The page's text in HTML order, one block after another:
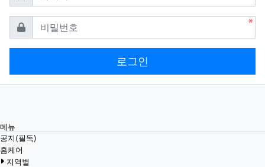
비밀번호
로그인
메뉴
공지(필독)
홈케어
지역별